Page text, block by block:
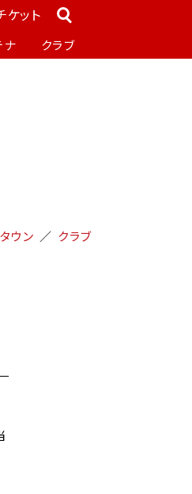
ケット
ナ クラブ
ウン クラブ